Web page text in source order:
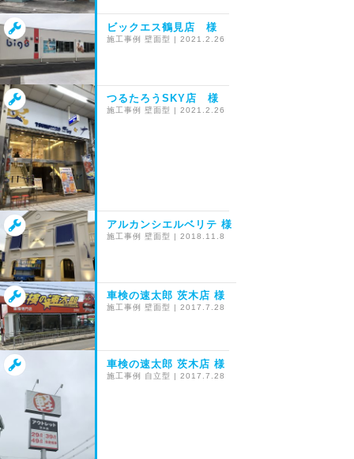
ビックエス鶴見店 様
施工事例 壁面型 2021.2.26
つるたろうSKY店 様
施工事例 壁面型 2021.2.26
アルカンシエルベリテ 様
施工事例 壁面型 2018.11.8
車検の速太郎 茨木店 様
施工事例 壁面型 2017.7.28
車検の速太郎 茨木店 様
施工事例 自立型 2017.7.28